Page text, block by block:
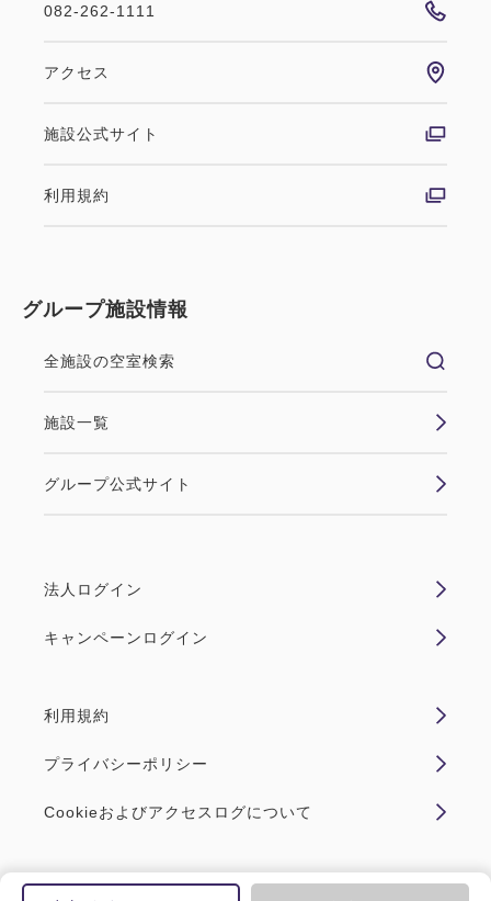
082-262-1111
アクセス
施設公式サイト
利用規約
グループ施設情報
全施設の空室検索
施設一覧
グループ公式サイト
法人ログイン
キャンペーンログイン
利用規約
プライバシーポリシー
Cookieおよびアクセスログについて